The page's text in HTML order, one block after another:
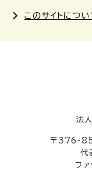
このサイトについ
法
〒376-
代
フ